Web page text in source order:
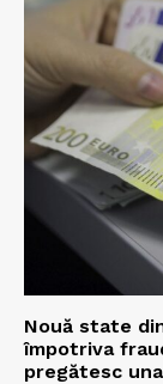
Nouă state
împotriva
pregătesc una